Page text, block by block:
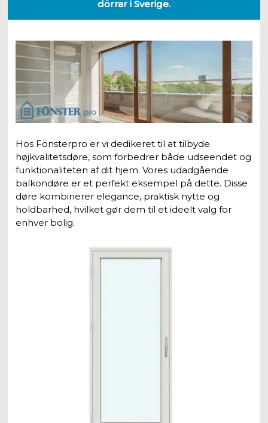
dörrar i Sverige.
Hos Fönsterpro er vi dedikeret til at tilbyde
højkvalitetsdøre, som forbedrer både udseendet og
funktionaliteten af dit hjem. Vores udadgående
balkondøre er et perfekt eksempel på dette. Disse
døre kombinerer elegance, praktisk nytte og
holdbarhed, hvilket gør dem til et ideelt valg for
enhver bolig.